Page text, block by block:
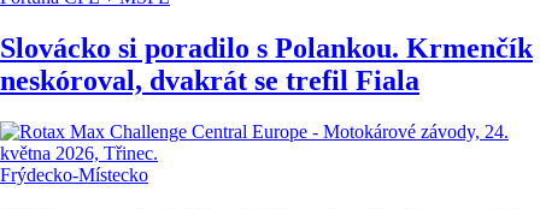
Slovácko si poradilo s Polankou. Krmenčík
neskóroval, dvakrát se trefil Fiala
Frýdecko-Místecko